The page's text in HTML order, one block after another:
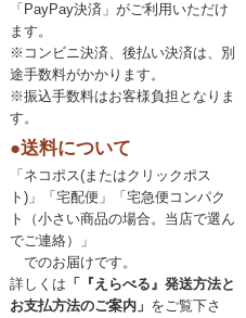
「PayPay決済」がご利用いただけ
ます。
※コンビニ決済、後払い決済は、別
途手数料がかかります。
※振込手数料はお客様負担となりま
す。
●送料について
「ネコポス(またはクリックポス
ト)」「宅配便」「宅急便コンパク
ト（小さい商品の場合。当店で選ん
でご連絡）」
でのお届けです。
詳しくは 「『えらべる』発送方法と
お支払方法のご案内」 をご覧下さ